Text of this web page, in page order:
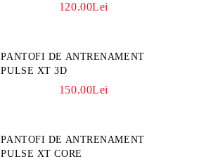
120.00Lei
PANTOFI DE ANTRENAMENT
PULSE XT 3D
150.00Lei
PANTOFI DE ANTRENAMENT
PULSE XT CORE